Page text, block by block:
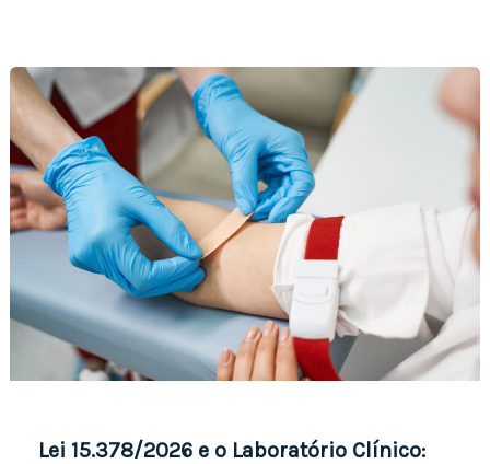
Lei 15.378/2026 e o Laboratório Clínico: